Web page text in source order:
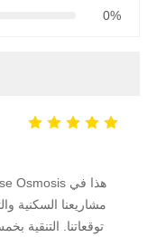
0%
مشاريعنا السكنية
توقعاتنا. التنقية